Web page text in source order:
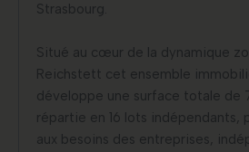
Strasbourg.
Situé au cœur de la dynamique
Reichstett cet ensemble
développe une surface totale de
répartie en 16 lots indépendants,
aux besoins des entreprises,